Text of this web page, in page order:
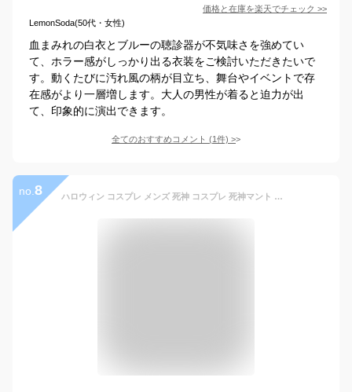
価格と在庫を楽天でチェック >>
LemonSoda(50代・女性)
血まみれの白衣とブルーの聴診器が不気味さを強めてい
て、ホラー感がしっかり出る衣装をご検討いただきたいで
す。動くたびに汚れ風の柄が目立ち、舞台やイベントで存
在感がより一層増します。大人の男性が着ると迫力が出
て、印象的に演出できます。
全てのおすすめコメント (1件) >
no. 8 ハロウィン コスプレ メンズ 死神 コスプレ 死神マント 骸骨 ゾンビ 幽霊 ホラー お化け コスチューム 怖い 恐怖 フル仮装 マスク ガウン チェーン お面 余興 なりきり パーティグッズ ハロウィン 仮装 おもしろ ハロウィーン パーティー 仮装 変身 イベント用品